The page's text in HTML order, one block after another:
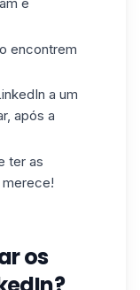
encontrem
a um
após a
ter as
os